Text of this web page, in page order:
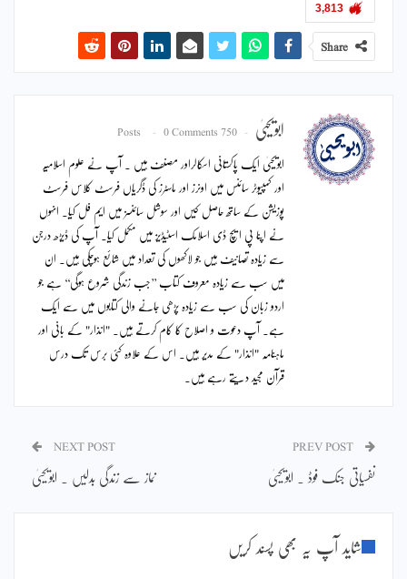
3,813
Share
ابویحییٰ 750 Posts
0 Comments
ابویحییٰ ایک پاکستانی اسکالراور مصنف ہیں ۔ آپ نے علوم اسلامیہ
اور کمپیوٹر سائنس میں اونرز اور ماسٹرز کی ڈگریاں فرسٹ کلاس فرسٹ
پوزیشن کے ساتھ حاصل کیں اور سوشل سائنسز میں ایم فل کیا۔ انہوں
نے اپنا پی ایچ ڈی اسلامک اسٹیڈیز میں مکمل کیا۔ آپ کی ڈیڑھ درجن
سے زیادہ تصانیف ہیں جو لاکھوں کی تعداد میں شائع ہوچکی ہیں۔ ان
میں سب سے زیادہ معروف کتاب ’’جب زندگی شروع ہوگی‘‘ ہے جو
اردو زبان کی سب سے زیادہ پڑھی جانے والی کتابوں میں سے ایک
ہے۔ آپ دعوت و اصلاح کا کام کرتے ہیں۔ "انذار" کے بانی اور
ماہنامہ "انذار" کے مدیر ہیں۔ اس کے علاوہ کئی برس تک درس
قرآن مجید دیتے رہے ہیں۔
نفسیاتی جنک فوڈ ۔ ابویحییٰ
NEXT POST
نماز سے زندگی بدلیں ۔ ابویحییٰ
شاید آپ یہ بھی پسند کریں